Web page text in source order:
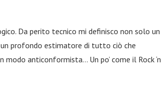
Da perito tecnico mi definisco non solo un
profondo estimatore di tutto ciò che
anticonformista… Un po’ come il Rock ‘n